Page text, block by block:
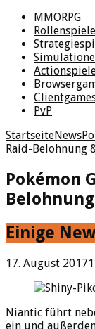
MMORPG
Rollenspiele
PvP
StartseiteNews
Raid-Belohnung
Pokémon
Einige
17. August 2017
Niantic führt
ein und